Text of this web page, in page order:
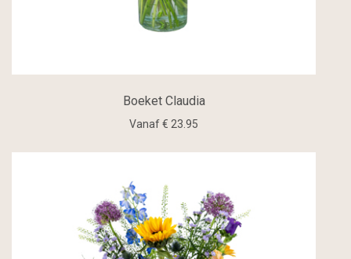
Boeket Claudia
Vanaf € 23.95